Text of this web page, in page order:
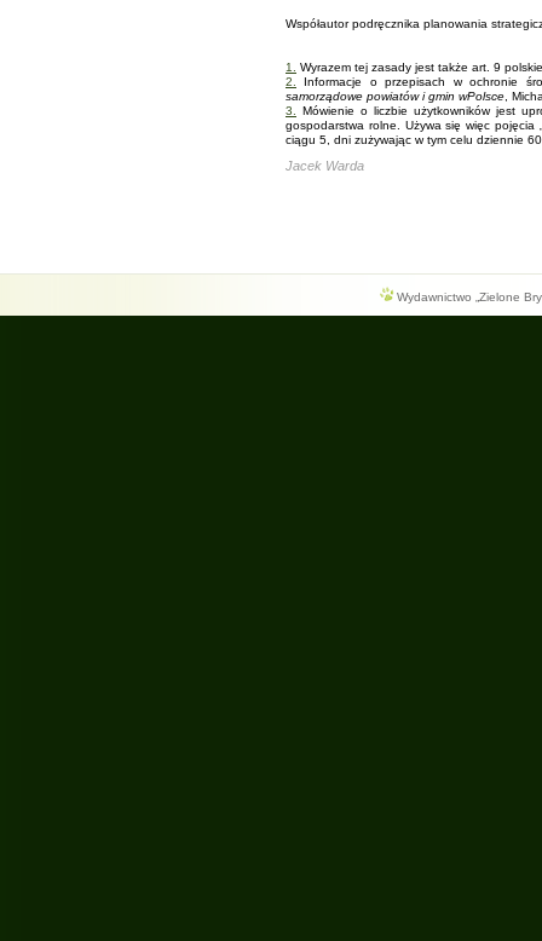
Współautor podręcznika planowania
1.
Wyrazem tej zasady jest także art. 9
2.
Informacje o przepisach w ochronie
samorządowe powiatów i gmin wPolsce ,
3.
Mówienie o liczbie użytkowników jest
gospodarstwa rolne. Używa się więc pojęcia
ciągu 5, dni zużywając w tym celu dziennie
Jacek Warda
Wydawnictwo „Zielone